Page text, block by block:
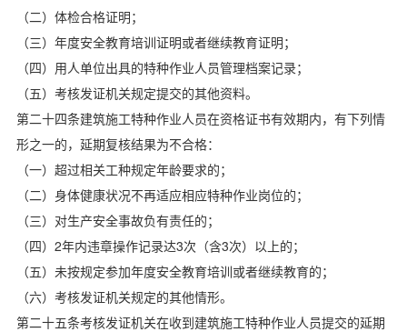
（二）体检合格证明；
（三）年度安全教育培训证明或者继续教育证明；
（四）用人单位出具的特种作业人员管理档案记录；
（五）考核发证机关规定提交的其他资料。
第二十四条建筑施工特种作业人员在资格证书有效期内，有下列情
形之一的，延期复核结果为不合格：
（一）超过相关工种规定年龄要求的；
（二）身体健康状况不再适应相应特种作业岗位的；
（三）对生产安全事故负有责任的；
（四）2年内违章操作记录达3次（含3次）以上的；
（五）未按规定参加年度安全教育培训或者继续教育的；
（六）考核发证机关规定的其他情形。
第二十五条考核发证机关在收到建筑施工特种作业人员提交的延期